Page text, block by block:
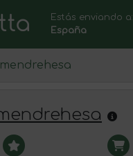
Estás enviando a:
España